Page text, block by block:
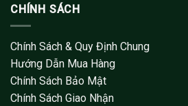
CHÍNH SÁCH
Chính Sách & Quy Định Chung
Hướng Dẫn Mua Hàng
Chính Sách Bảo Mật
Chính Sách Giao Nhận